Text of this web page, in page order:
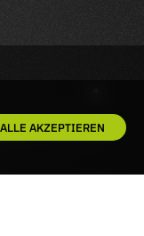
ALLE AKZEPTIEREN